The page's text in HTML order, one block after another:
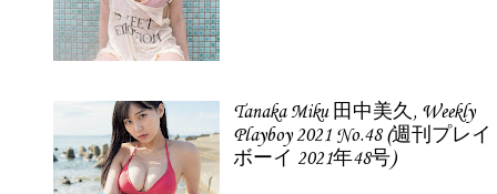
Tanaka Miku 田中美久, Weekly
Playboy 2021 No.48 (週刊プレイ
ボーイ 2021年48号)